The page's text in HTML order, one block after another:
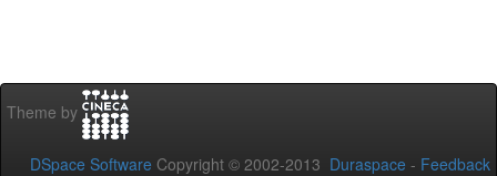
Theme by
DSpace Software Copyright © 2002-2013 Duraspace - Feedback